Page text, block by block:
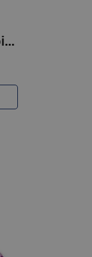
Dzēšama gēla pildspalva Scribble,zila 0,7 mm. Dog